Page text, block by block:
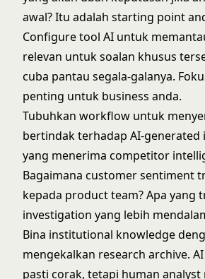
awal? Itu adalah starting point
Configure tool AI untuk
relevan untuk soalan khusus
cuba pantau segala-galanya.
penting untuk business anda.
Tubuhkan workflow untuk
bertindak terhadap AI-generated
yang menerima competitor
Bagaimana customer sentiment
kepada product team? Apa yang
investigation yang lebih
Bina institutional knowledge
mengekalkan research archive.
pasti corak, tetapi human analyst